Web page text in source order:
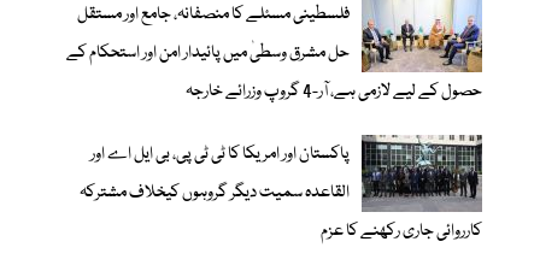
فلسطینی مسئلے کا منصفانہ، جامع اور مستقل
حل مشرق وسطیٰ میں پائیدار امن اور استحکام کے
حصول کے لیے لازمی ہے، آر-4 گروپ وزرائے خارجہ
پاکستان اور امریکا کا ٹی ٹی پی، بی ایل اے اور
القاعدہ سمیت دیگر گروہوں کیخلاف مشترکہ
کارروائی جاری رکھنے کا عزم